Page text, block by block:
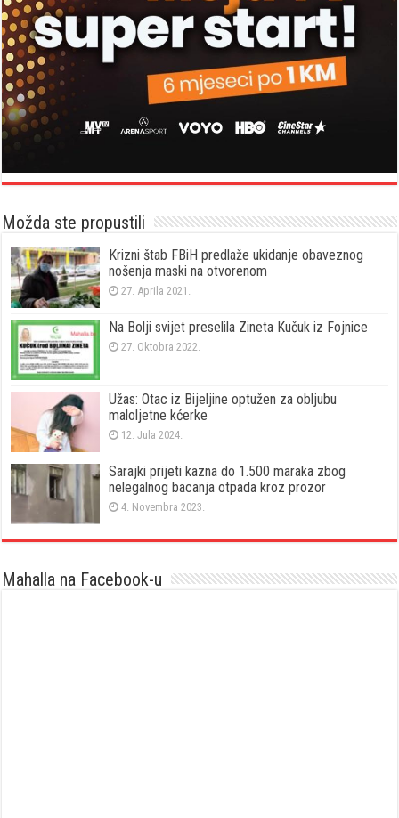
Možda ste propustili
Krizni štab FBiH predlaže ukidanje obaveznog
nošenja maski na otvorenom
27. Aprila 2021.
Na Bolji svijet preselila Zineta Kučuk iz Fojnice
27. Oktobra 2022.
Užas: Otac iz Bijeljine optužen za obljubu
maloljetne kćerke
12. Jula 2024.
Sarajki prijeti kazna do 1.500 maraka zbog
nelegalnog bacanja otpada kroz prozor
4. Novembra 2023.
Mahalla na Facebook-u